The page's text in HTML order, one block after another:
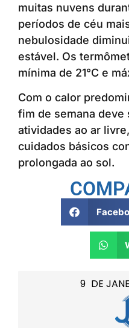
9 DE
muitas nuvens
períodos de céu
nebulosidade
estável. Os
mínima de 21°C e
Com o calor
fim de semana deve
atividades ao ar
cuidados básicos
prolongada ao sol.